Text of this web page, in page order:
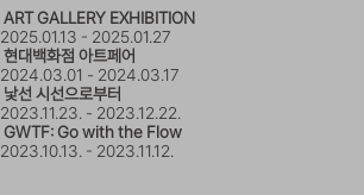
ART GALLERY EXHIBITION
2025.01.13 - 2025.01.27
현대백화점 아트페어
2024.03.01 - 2024.03.17
낯선 시선으로부터
2023.11.23. - 2023.12.22.
GWTF: Go with the Flow
2023.10.13. - 2023.11.12.